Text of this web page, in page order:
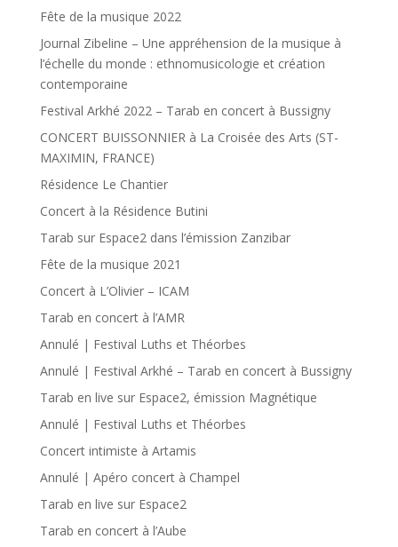
Fête de la musique 2022
Journal Zibeline – Une appréhension de la musique à
l’échelle du monde : ethnomusicologie et création
contemporaine
Festival Arkhé 2022 – Tarab en concert à Bussigny
CONCERT BUISSONNIER à La Croisée des Arts (ST-
MAXIMIN, FRANCE)
Résidence Le Chantier
Concert à la Résidence Butini
Tarab sur Espace2 dans l’émission Zanzibar
Fête de la musique 2021
Concert à L’Olivier – ICAM
Tarab en concert à l’AMR
Annulé | Festival Luths et Théorbes
Annulé | Festival Arkhé – Tarab en concert à Bussigny
Tarab en live sur Espace2, émission Magnétique
Annulé | Festival Luths et Théorbes
Concert intimiste à Artamis
Annulé | Apéro concert à Champel
Tarab en live sur Espace2
Tarab en concert à l’Aube